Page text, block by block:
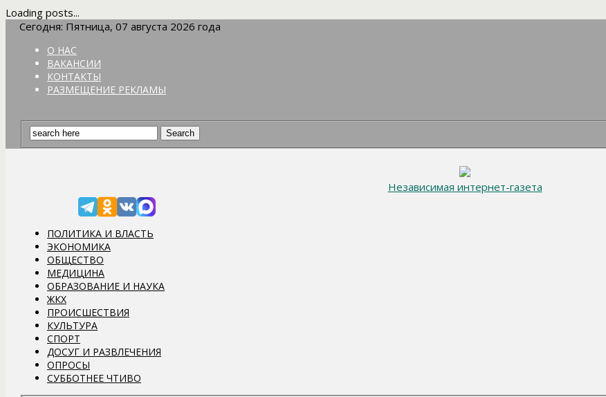
Loading posts...
Сегодня: Пятница, 07 августа 2026 года
О НАС
ВАКАНСИИ
КОНТАКТЫ
РАЗМЕЩЕНИЕ РЕКЛАМЫ
Независимая интернет-газета
ПОЛИТИКА И ВЛАСТЬ
ЭКОНОМИКА
ОБЩЕСТВО
МЕДИЦИНА
ОБРАЗОВАНИЕ И НАУКА
ЖКХ
ПРОИСШЕСТВИЯ
КУЛЬТУРА
СПОРТ
ДОСУГ И РАЗВЛЕЧЕНИЯ
ОПРОСЫ
СУББОТНЕЕ ЧТИВО